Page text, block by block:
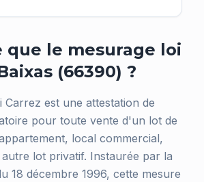
que le mesurage loi
(66390) ?
Carrez est une attestation de
pour toute vente d'un lot de
local commercial,
lot privatif. Instaurée par la
18 décembre 1996, cette mesure